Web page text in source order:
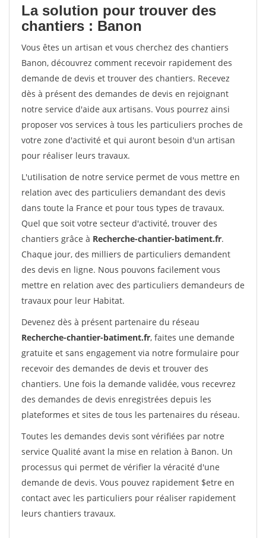
La solution pour trouver des
chantiers : Banon
Vous êtes un artisan et vous cherchez des chantiers
Banon, découvrez comment recevoir rapidement des
demande de devis et trouver des chantiers. Recevez
dès à présent des demandes de devis en rejoignant
notre service d'aide aux artisans. Vous pourrez ainsi
proposer vos services à tous les particuliers proches de
votre zone d'activité et qui auront besoin d'un artisan
pour réaliser leurs travaux.
L'utilisation de notre service permet de vous mettre en
relation avec des particuliers demandant des devis
dans toute la France et pour tous types de travaux.
Quel que soit votre secteur d'activité, trouver des
chantiers grâce à Recherche-chantier-batiment.fr.
Chaque jour, des milliers de particuliers demandent
des devis en ligne. Nous pouvons facilement vous
mettre en relation avec des particuliers demandeurs de
travaux pour leur Habitat.
Devenez dès à présent partenaire du réseau
Recherche-chantier-batiment.fr, faites une demande
gratuite et sans engagement via notre formulaire pour
recevoir des demandes de devis et trouver des
chantiers. Une fois la demande validée, vous recevrez
des demandes de devis enregistrées depuis les
plateformes et sites de tous les partenaires du réseau.
Toutes les demandes devis sont vérifiées par notre
service Qualité avant la mise en relation à Banon. Un
processus qui permet de vérifier la véracité d'une
demande de devis. Vous pouvez rapidement $etre en
contact avec les particuliers pour réaliser rapidement
leurs chantiers travaux.